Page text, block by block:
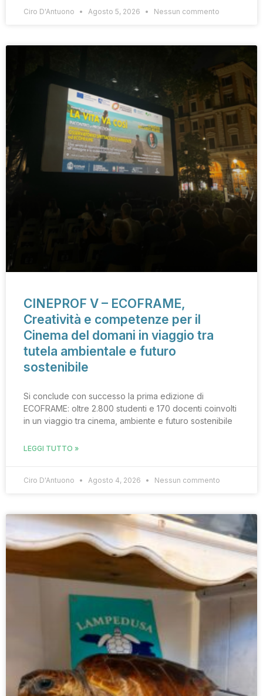
Ciro D'Antuono Agosto 5, 2026 Nessun commento
CINEPROF V – ECOFRAME,
Creatività e competenze per il
Cinema del domani in viaggio tra
tutela ambientale e futuro
sostenibile
Si conclude con successo la prima edizione di
ECOFRAME: oltre 2.800 studenti e 170 docenti coinvolti
in un viaggio tra cinema, ambiente e futuro sostenibile
LEGGI TUTTO »
Ciro D'Antuono Agosto 4, 2026 Nessun commento